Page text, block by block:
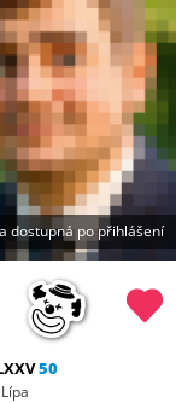
dostupná po přihlášení
50